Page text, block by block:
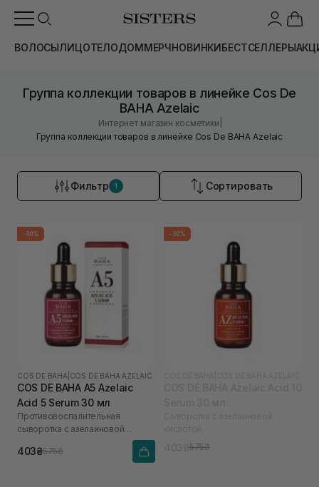
ВОЛОСЫЛИЦОТЕЛОДОММЕРЧНОВИНКИБЕСТСЕЛЛЕРЫ
Группа коллекции товаров в линейке Cos De
BAHA Azelaic
Интернет магазин косметики
Группа коллекции товаров в линейке Cos De BAHA Azelaic
Фильтр 1 Сортировать
-30%
COS DE BAHA COS DE BAHA AZELAIC
COS DE BAHA A5 Azelaic
Acid 5 Serum 30 мл
Противовоспалительная
сыворотка с азелаиновой
403₴575₴
-30%
575₴